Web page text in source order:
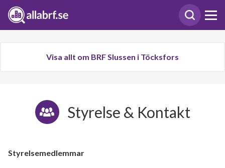
Visa allt om BRF Slussen i Töcksfors
Styrelse & Kontakt
Styrelsemedlemmar